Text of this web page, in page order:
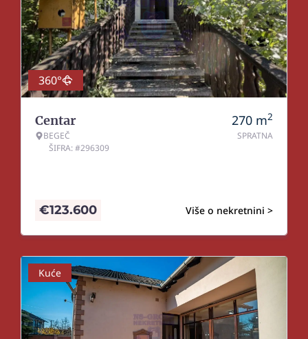
360°
Centar
BEGEČ
ŠIFRA: #296309
270 m2
SPRATNA
Više o nekretnini >
€123.600
Kuće